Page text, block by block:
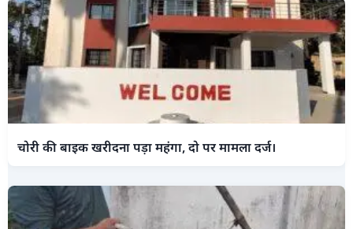
चोरी की बाइक खरीदना पड़ा महंगा, दो पर मामला दर्ज।